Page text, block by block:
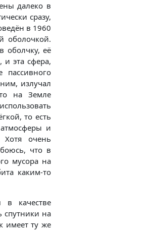
далеко в
сразу,
в 1960
оболочкой.
оболчку, её
эта сфера,
излучал
на Земле
то есть
и
очень
что в
мусора на
каким-то
в качестве
спутники на
имеет ту же